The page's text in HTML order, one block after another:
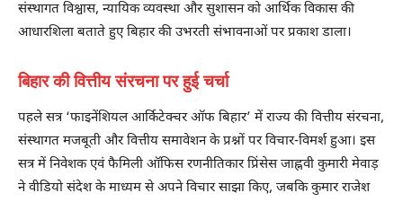
संस्थागत विश्वास, न्यायिक व्यवस्था और सुशासन को आर्थिक विकास की
आधारशिला बताते हुए बिहार की उभरती संभावनाओं पर प्रकाश डाला।
बिहार की वित्तीय संरचना पर हुई चर्चा
पहले सत्र ‘फाइनेंशियल आर्किटेक्चर ऑफ बिहार’ में राज्य की वित्तीय संरचना,
संस्थागत मजबूती और वित्तीय समावेशन के प्रश्नों पर विचार-विमर्श हुआ। इस
सत्र में निवेशक एवं फैमिली ऑफिस रणनीतिकार प्रिंसेस जाह्नवी कुमारी मेवाड़
ने वीडियो संदेश के माध्यम से अपने विचार साझा किए, जबकि कुमार राजेश